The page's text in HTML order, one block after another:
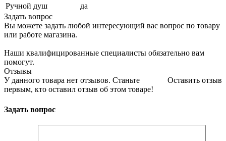
Ручной душ
да
Задать вопрос
Вы можете задать любой интересующий вас вопрос по товару
или работе магазина.
Наши квалифицированные специалисты обязательно вам
помогут.
Отзывы
Оставить отзыв
У данного товара нет отзывов. Станьте
первым, кто оставил отзыв об этом товаре!
Задать вопрос